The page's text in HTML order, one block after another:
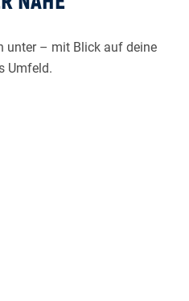
unter – mit Blick auf deine
Umfeld.